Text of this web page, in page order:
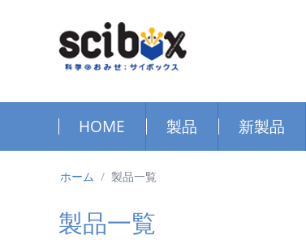
HOME 製品 新製品
ホーム / 製品一覧
製品一覧